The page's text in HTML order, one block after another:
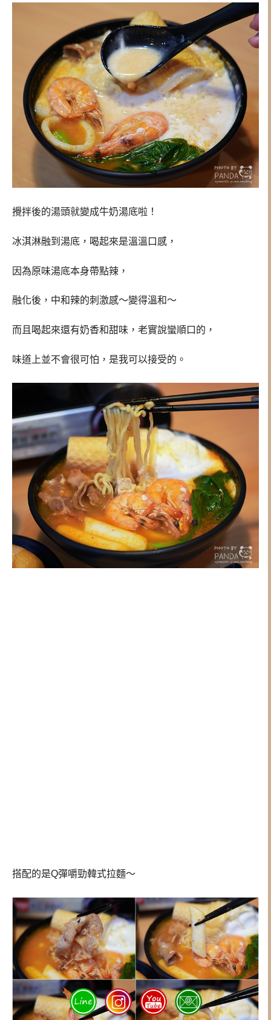
攪拌後的湯頭就變成牛奶湯底啦！
冰淇淋融到湯底，喝起來是溫溫口感，
因為原味湯底本身帶點辣，
融化後，中和辣的刺激感～變得溫和～
而且喝起來還有奶香和甜味，老實說蠻順口的，
味道上並不會很可怕，是我可以接受的。
搭配的是Q彈嚼勁韓式拉麵～